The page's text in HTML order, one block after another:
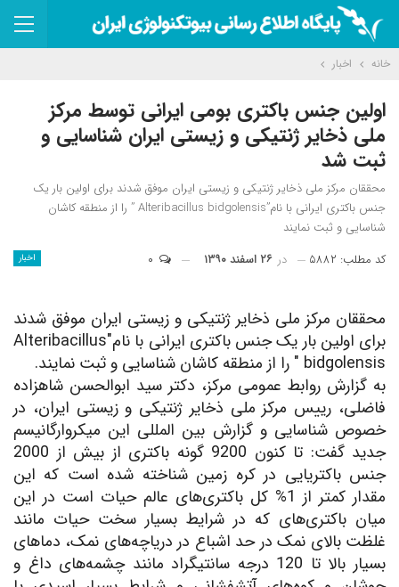
خانه اخبار
اولین جنس باکتری بومی ایرانی توسط مرکز
ملی ذخایر ژنتیکی و زیستی ایران شناسایی و
ثبت شد
محققان مرکز ملی ذخایر ژنتیکی و زیستی ایران موفق شدند برای اولین بار یک
جنس باکتری ایرانی با نام”Alteribacillus bidgolensis ” را از منطقه کاشان
شناسایی و ثبت نمایند
اخبار کد مطلب: ۵۸۸۲ در ۲۶ اسفند ۱۳۹۰
محققان مرکز ملی ذخایر ژنتیکی و زیستی ایران موفق شدند
برای اولین بار یک جنس باکتری ایرانی با نام"Alteribacillus
bidgolensis " را از منطقه کاشان شناسایی و ثبت نمایند.
به گزارش روابط عمومی مرکز، دکتر سید ابوالحسن شاهزاده
فاضلی، رییس مرکز ملی ذخایر ژنتیکی و زیستی ایران، در
خصوص شناسایی و گزارش بین المللی این میکروارگانیسم
جدید گفت: تا کنون 9200 گونه باکتری از بیش از 2000
جنس باکتریایی در کره زمین شناخته شده است که این
مقدار کمتر از 1% کل باکتری‌های عالم حیات است در این
میان باکتری‌های که در شرایط بسیار سخت حیات مانند
غلظت بالای نمک در حد اشباع در دریاچه‌های نمک، دماهای
بسیار بالا تا 120 درجه سانتیگراد مانند چشمه‌های داغ و